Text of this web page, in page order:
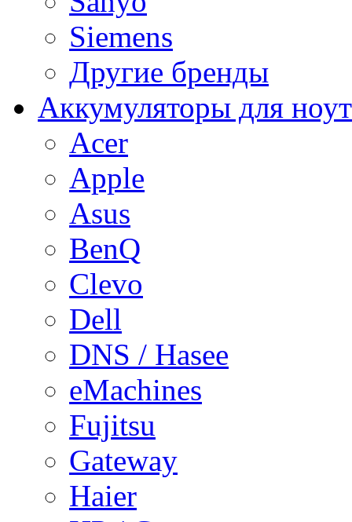
Siemens
Другие бренды
Аккумуляторы для
Acer
Apple
Asus
BenQ
Clevo
Dell
DNS / Hasee
eMachines
Fujitsu
Gateway
Haier